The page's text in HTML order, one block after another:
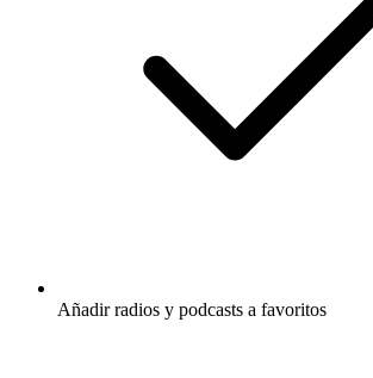
Añadir radios y podcasts a favoritos